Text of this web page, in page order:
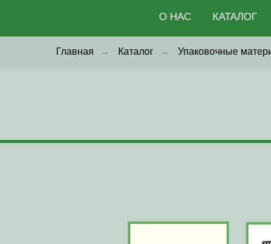
О НАС КАТАЛОГ
Главная → Каталог → Упаковочные